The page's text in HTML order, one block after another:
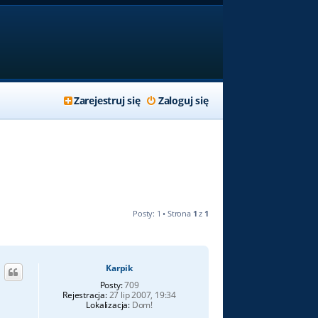
Zaloguj się
Zarejestruj się
Posty: 1 • Strona 1 z 1
Karpik
Posty:709
Rejestracja:27 lip 2007, 19:34
Lokalizacja:Dom!